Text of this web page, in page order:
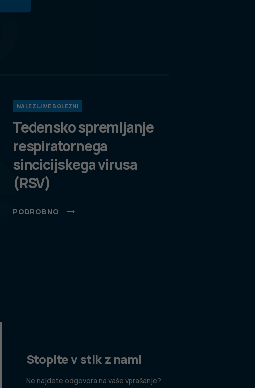
NALEZLJIVE BOLEZNI
Tedensko spremljanje
respiratornega
sincicijskega virusa
(RSV)
PODROBNO
Stopite v stik z nami
Ne najdete odgovora na vaše vprašanje?